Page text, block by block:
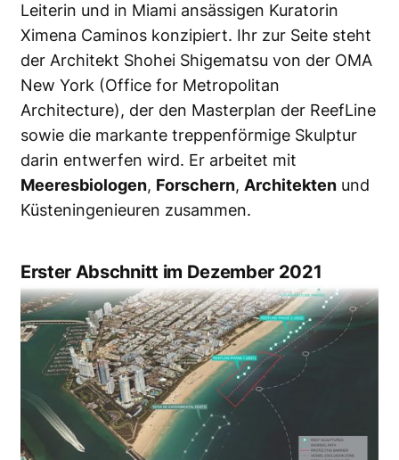
Leiterin und in Miami ansässigen Kuratorin
Ximena Caminos konzipiert. Ihr zur Seite steht
der Architekt Shohei Shigematsu von der OMA
New York (Office for Metropolitan
Architecture), der den Masterplan der ReefLine
sowie die markante treppenförmige Skulptur
darin entwerfen wird. Er arbeitet mit
Meeresbiologen, Forschern, Architekten und
Küsteningenieuren zusammen.
Erster Abschnitt im Dezember 2021